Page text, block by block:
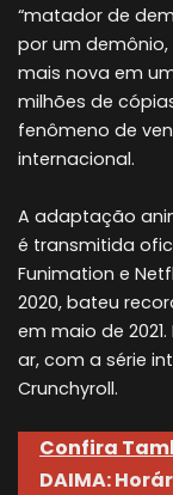
“matador de
por um
mais nova em
milhões de
fenômeno de
internacional.
A adaptação
é transmitida
Funimation e
2020, bateu
em maio de
ar, com a série
Crunchyroll.
Confira
DAIMA: